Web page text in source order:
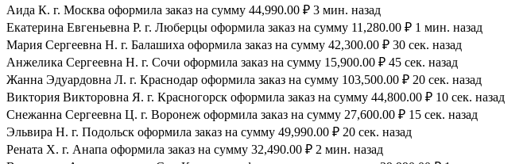
Аида К. г. Москва оформила заказ на сумму 44,990.00 ₽ 3 мин. назад
Екатерина Евгеньевна Р. г. Люберцы оформила заказ на сумму 11,280.00 ₽ 1 мин. назад
Мария Сергеевна H. г. Балашиха оформила заказ на сумму 42,300.00 ₽ 30 сек. назад
Анжелика Сергеевна Н. г. Сочи оформила заказ на сумму 15,900.00 ₽ 45 сек. назад
Жанна Эдуардовна Л. г. Краснодар оформила заказ на сумму 103,500.00 ₽ 20 сек. назад
Виктория Викторовна Я. г. Красногорск оформила заказ на сумму 44,800.00 ₽ 10 сек. назад
Снежанна Сергеевна Ц. г. Воронеж оформила заказ на сумму 27,600.00 ₽ 15 сек. назад
Эльвира Н. г. Подольск оформила заказ на сумму 49,990.00 ₽ 20 сек. назад
Рената Х. г. Анапа оформила заказ на сумму 32,490.00 ₽ 2 мин. назад